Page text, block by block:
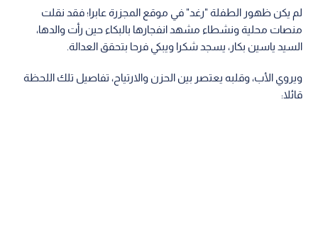
لم يكن ظهور الطفلة "رغد" في موقع المجزرة عابرا؛ فقد نقلت
منصات محلية ونشطاء مشهد انفجارها بالبكاء حين رأت والدها،
السيد ياسين بكار، يسجد شكرا ويبكي فرحا بتحقق العدالة.
ويروي الأب، وقلبه يعتصر بين الحزن والارتياح، تفاصيل تلك اللحظة
قائلا: